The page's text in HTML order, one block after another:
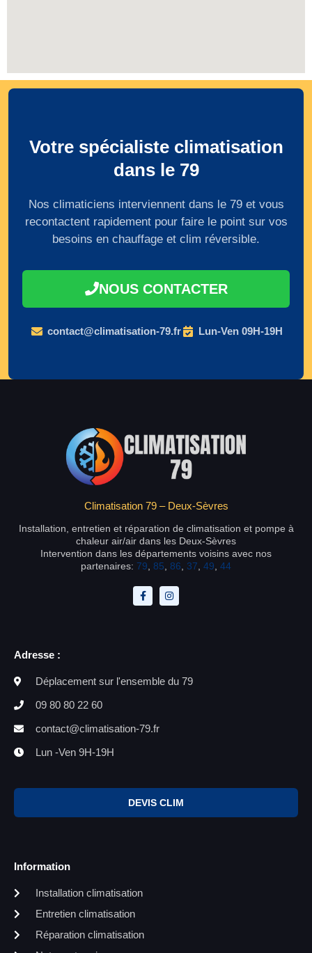
Votre spécialiste climatisation
dans le 79
Nos climaticiens interviennent dans le 79 et vous
recontactent rapidement pour faire le point sur vos
besoins en chauffage et clim réversible.
NOUS CONTACTER
contact@climatisation-79.fr Lun-Ven 09H-19H
Climatisation 79 – Deux-Sèvres
Installation, entretien et réparation de climatisation et pompe à
chaleur air/air dans les Deux-Sèvres
Intervention dans les départements voisins avec nos
partenaires: 79 85 86 37 49 44
Adresse :
Déplacement sur l'ensemble du 79
09 80 80 22 60
contact@climatisation-79.fr
Lun -Ven 9H-19H
DEVIS CLIM
Information
Installation climatisation
Entretien climatisation
Réparation climatisation